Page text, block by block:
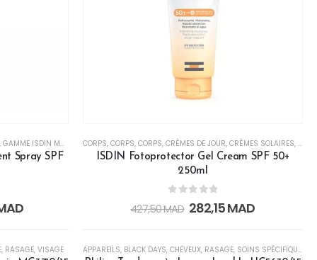
ATOPIQUE,PEAU ATOPIQUE & SENSIBLE, PEAU SENSIBLE, PEAU SENSIBLE,PIEDS,
GAMME ISDIN MAROC ,HAUTE PROTECTION,HOMME,HOMME,ISDIN FOTOPROTECTOR,ISDIN
Spray SPF
CORPS, CORPS, CORPS, CRÈMES DE JOUR, CRÈMES SOLAIRES,
ISDIN Fotoprotector Gel Cream SPF 50+
250ml
out of 5
427,50MAD 282,15MAD
, RASAGE, VISAGE
-34%
APPAREILS, BLACK DAYS, CHEVEUX, RASAGE, SOINS SPÉCIFIQUES